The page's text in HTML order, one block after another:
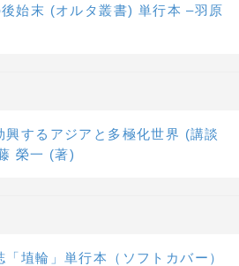
始末 (オルタ叢書) 単行本 –羽原
興するアジアと多極化世界 (講談
榮一 (著)
埴輪」単行本（ソフトカバー）